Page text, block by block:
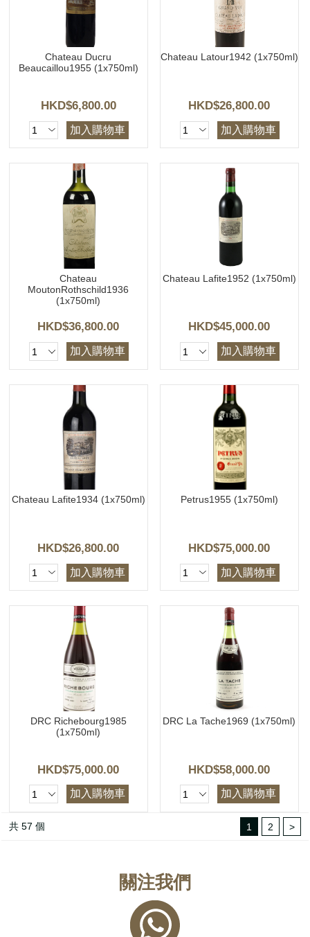
Chateau Ducru
Beaucaillou1955 (1x750ml)
HKD$6,800.00
加入購物車
Chateau Latour1942 (1x750ml)
HKD$26,800.00
加入購物車
Chateau
MoutonRothschild1936
(1x750ml)
HKD$36,800.00
加入購物車
Chateau Lafite1952 (1x750ml)
HKD$45,000.00
加入購物車
Chateau Lafite1934 (1x750ml)
HKD$26,800.00
加入購物車
Petrus1955 (1x750ml)
HKD$75,000.00
加入購物車
DRC Richebourg1985
(1x750ml)
HKD$75,000.00
加入購物車
DRC La Tache1969 (1x750ml)
HKD$58,000.00
加入購物車
共 57 個 1 2 >
關注我們